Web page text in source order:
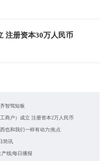
注册资本30万人民币
智驾短板
商户）成立 注册资本2万人民币
也和我们一样有动力|焦点
简讯
线|每日播报